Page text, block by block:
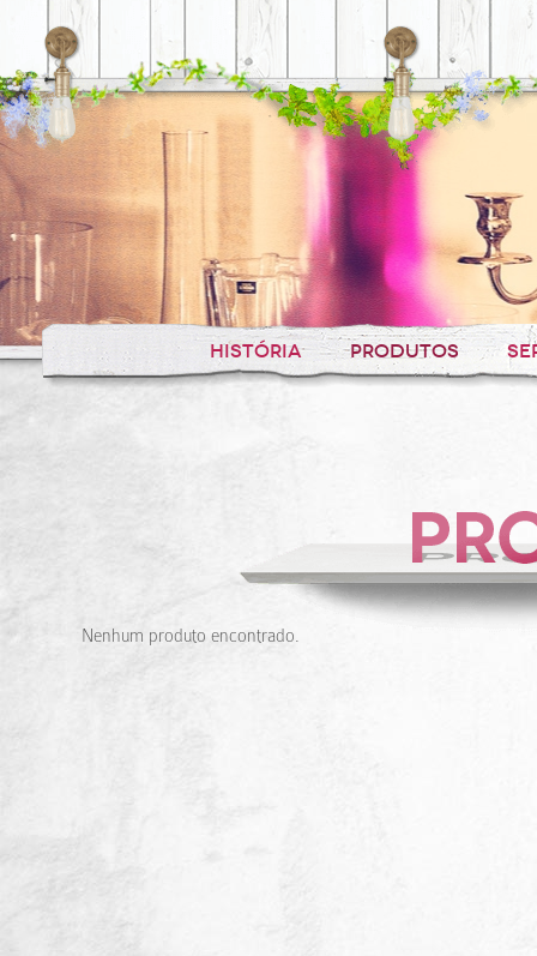
HISTÓRIA PRODUTOS
Nenhum produto encontrado.